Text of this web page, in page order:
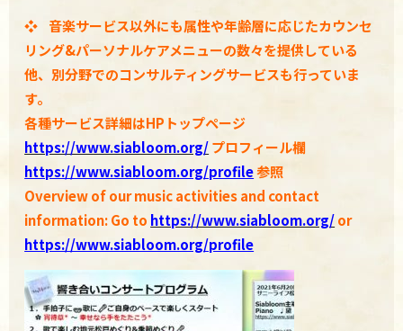
❖
音楽サービス以外にも属性や年齢層に応じたカウンセ
リング&パーソナルケアメニューの数々を提供している
他、別分野でのコンサルティングサービスも行っていま
す。
各種サービス詳細はHPトップページ
https://www.siabloom.org/プロフィール欄
https://www.siabloom.org/profile参照
Overview of our music activities and contact
information: Go to https://www.siabloom.org/or
https://www.siabloom.org/profile